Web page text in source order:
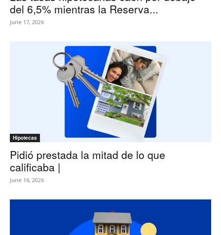
del 6,5% mientras la Reserva...
June 17, 2026
Hipotecas
Pidió prestada la mitad de lo que
calificaba |
June 16, 2026